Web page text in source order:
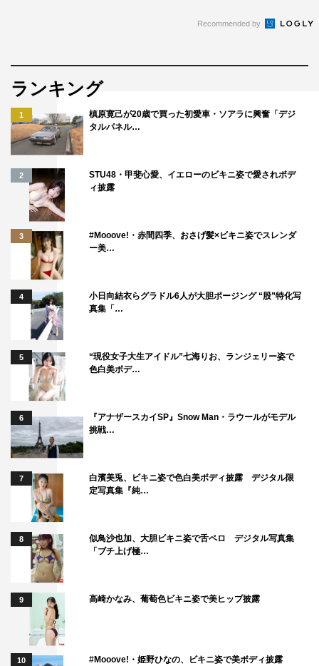
Recommended by
ランキング
1
槙原寛己が20歳で買った初愛車・ソアラに興奮「デジ
タルパネル…
2
STU48・甲斐心愛、イエローのビキニ姿で愛されボデ
ィ披露
3
#Mooove!・赤間四季、おさげ髪×ビキニ姿でスレンダ
ー美…
4
小日向結衣らグラドル6人が大胆ポージング “股”特化写
真集「…
5
“現役女子大生アイドル”七海りお、ランジェリー姿で
色白美ボデ…
6
『アナザースカイSP』Snow Man・ラウールがモデル
挑戦…
7
白濱美兎、ビキニ姿で色白美ボディ披露 デジタル限
定写真集『純…
8
似鳥沙也加、大胆ビキニ姿で舌ペロ デジタル写真集
「ブチ上げ極…
9 高崎かなみ、葡萄色ビキニ姿で美ヒップ披露
10 #Mooove!・姫野ひなの、ビキニ姿で美ボディ披露